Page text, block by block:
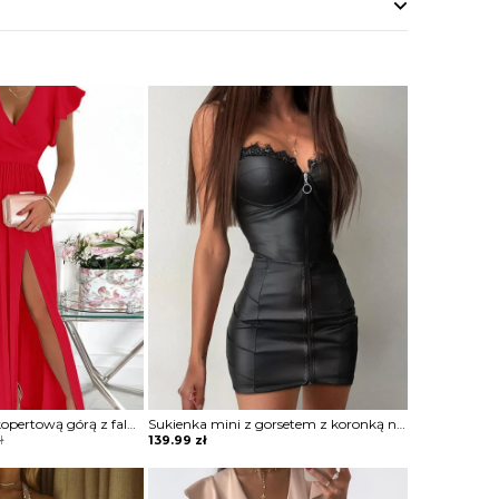
Sukienka maxi z kopertową górą z falbankami Sukienka mini z gorsetem z koronką na zamek
139.99 zł